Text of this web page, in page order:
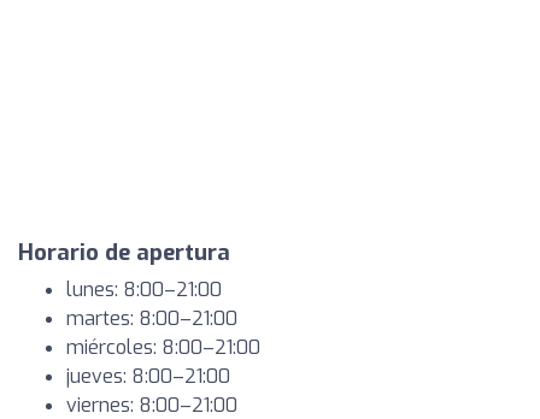
Horario de apertura
lunes: 8:00–21:00
martes: 8:00–21:00
miércoles: 8:00–21:00
jueves: 8:00–21:00
viernes: 8:00–21:00